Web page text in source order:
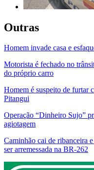
Outras
Homem invade casa e
Motorista é fechado no
do próprio carro
Homem é suspeito de furtar
Pitangui
Operação “Dinheiro Sujo”
agiotagem
Caminhão cai de ribanceira
ser arremessada na BR-262